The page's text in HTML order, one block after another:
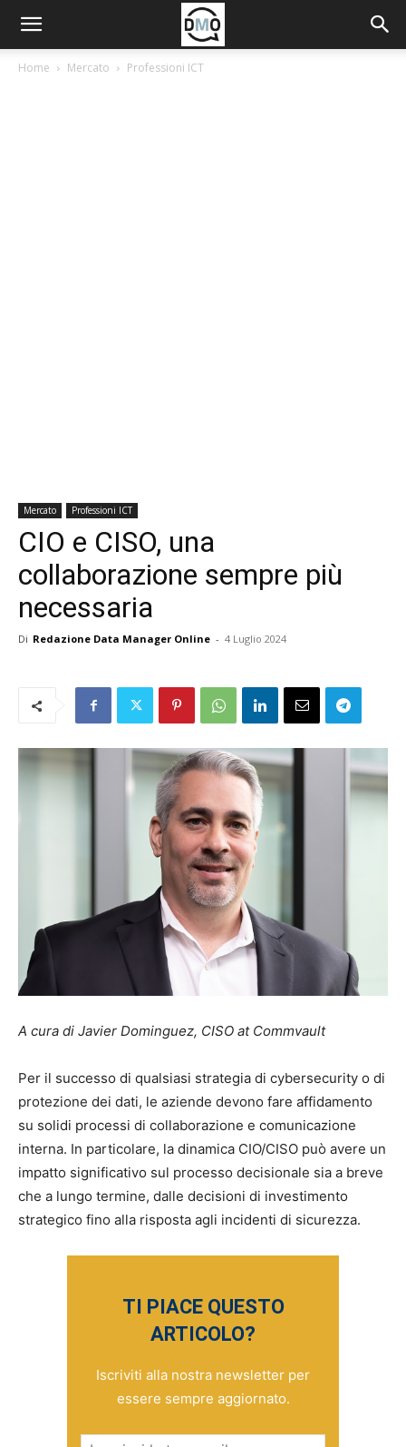
Home Mercato Professioni ICT
Mercato Professioni ICT
CIO e CISO, una
collaborazione sempre più
necessaria
Di Redazione Data Manager Online - 4 Luglio 2024
A cura di Javier Dominguez, CISO at Commvault
Per il successo di qualsiasi strategia di cybersecurity o di
protezione dei dati, le aziende devono fare affidamento
su solidi processi di collaborazione e comunicazione
interna. In particolare, la dinamica CIO/CISO può avere un
impatto significativo sul processo decisionale sia a breve
che a lungo termine, dalle decisioni di investimento
strategico fino alla risposta agli incidenti di sicurezza.
TI PIACE QUESTO
ARTICOLO?
Iscriviti alla nostra newsletter per
essere sempre aggiornato.